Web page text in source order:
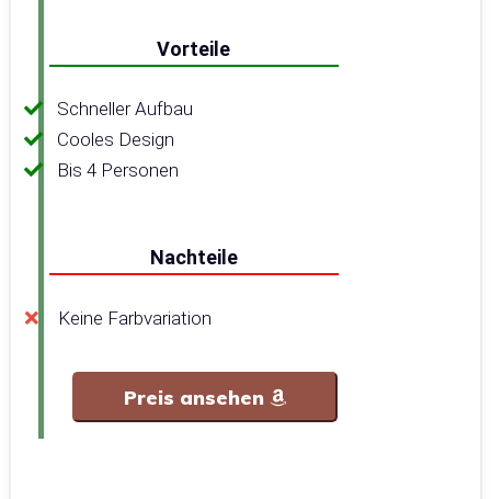
Vorteile
Schneller Aufbau
Cooles Design
Bis 4 Personen
Nachteile
Keine Farbvariation
Preis ansehen